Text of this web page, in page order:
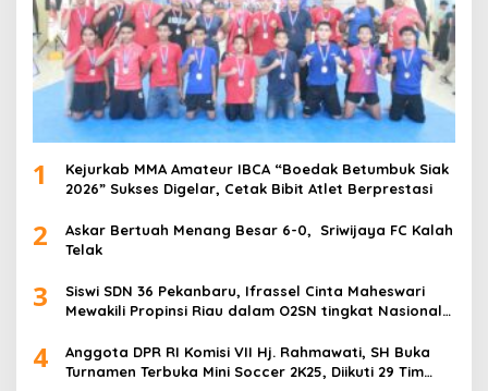
1
Kejurkab MMA Amateur IBCA “Boedak Betumbuk Siak
2026” Sukses Digelar, Cetak Bibit Atlet Berprestasi
2
Askar Bertuah Menang Besar 6-0, Sriwijaya FC Kalah
Telak
3
Siswi SDN 36 Pekanbaru, Ifrassel Cinta Maheswari
Mewakili Propinsi Riau dalam O2SN tingkat Nasional
4
Anggota DPR RI Komisi VII Hj. Rahmawati, SH Buka
Turnamen Terbuka Mini Soccer 2K25, Diikuti 29 Tim